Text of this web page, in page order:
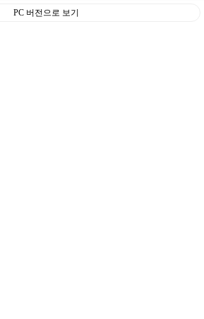
PC 버전으로 보기